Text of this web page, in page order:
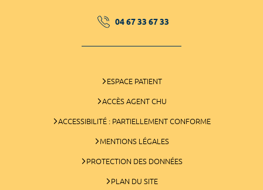
04 67 33 67 33
ESPACE PATIENT
ACCÈS AGENT CHU
ACCESSIBILITÉ : PARTIELLEMENT CONFORME
MENTIONS LÉGALES
PROTECTION DES DONNÉES
PLAN DU SITE